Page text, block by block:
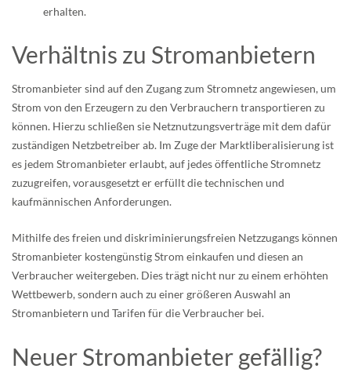
erhalten.
Verhältnis zu Stromanbietern
Stromanbieter sind auf den Zugang zum Stromnetz angewiesen, um
Strom von den Erzeugern zu den Verbrauchern transportieren zu
können. Hierzu schließen sie Netznutzungsverträge mit dem dafür
zuständigen Netzbetreiber ab. Im Zuge der Marktliberalisierung ist
es jedem Stromanbieter erlaubt, auf jedes öffentliche Stromnetz
zuzugreifen, vorausgesetzt er erfüllt die technischen und
kaufmännischen Anforderungen.
Mithilfe des freien und diskriminierungsfreien Netzzugangs können
Stromanbieter kostengünstig Strom einkaufen und diesen an
Verbraucher weitergeben. Dies trägt nicht nur zu einem erhöhten
Wettbewerb, sondern auch zu einer größeren Auswahl an
Stromanbietern und Tarifen für die Verbraucher bei.
Neuer Stromanbieter gefällig?